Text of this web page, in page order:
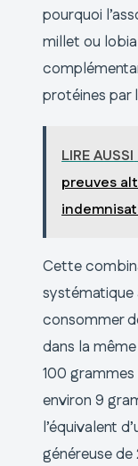
pourquoi
millet ou
protéines par
LIRE AUSSI
preuves
Cette
systématique
consommer
dans la
100
environ 9
l’équivalent
généreuse